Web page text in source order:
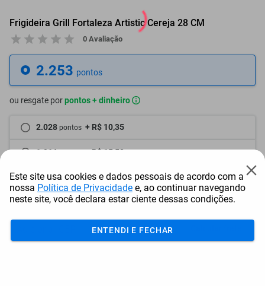
Frigideira Grill Fortaleza Artistic Cereja 28 CM
0 Avaliação
2.253 pontos
ou resgate porpontos + dinheiro
2.028 pontos + R$ 10,35
1.916 + R$ 15,50
1.803 pontos + R$ 20,70
Este site usa cookies e dados pessoais de acordo com a
nossa Política de Privacidade e, ao continuar navegando
neste site, você declara estar ciente dessas condições.
ENTENDI E FECHAR